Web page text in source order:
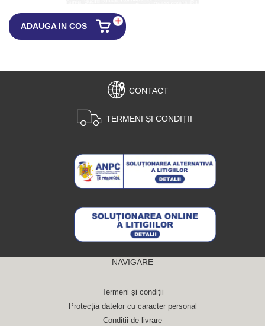
ADAUGA IN COS
CONTACT
TERMENI ȘI CONDIȚII
NAVIGARE
Termeni și condiții
Protecția datelor cu caracter personal
Condiții de livrare